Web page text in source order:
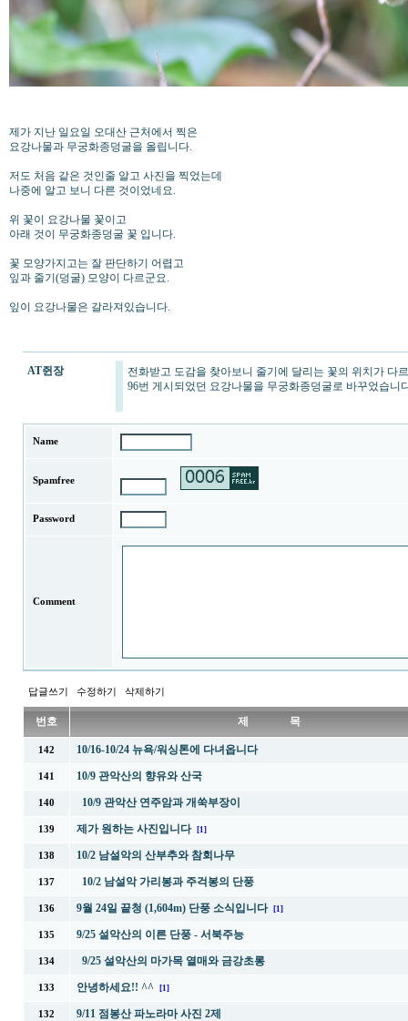
제가 지난 일요일 오대산 근처에서 찍은
요강나물과 무궁화종덩굴을 올립니다.
저도 처음 같은 것인줄 알고 사진을 찍었는데
나중에 알고 보니 다른 것이었네요.
위 꽃이 요강나물 꽃이고
아래 것이 무궁화종덩굴 꽃 입니다.
꽃 모양가지고는 잘 판단하기 어렵고
잎과 줄기(덩굴) 모양이 다르군요.
잎이 요강나물은 갈라져있습니다.
AT쥔장
전화받고 도감을 찾아보니 줄기에 달리는 꽃의 위치가 다
96번 게시되었던 요강나물을 무궁화종덩굴로 바꾸었습니
Name
Spamfree
Password
Comment
답글쓰기 수정하기 삭제하기
번호 제 목
142 10/16-10/24 뉴욕/워싱톤에 다녀옵니다
141 10/9 관악산의 향유와 산국
140 10/9 관악산 연주암과 개쑥부장이
139 제가 원하는 사진입니다 [1]
138 10/2 남설악의 산부추와 참회나무
137 10/2 남설악 가리봉과 주걱봉의 단풍
136 9월 24일 끝청 (1,604m) 단풍 소식입니다 [1]
135 9/25 설악산의 이른 단풍 - 서북주능
134 9/25 설악산의 마가목 열매와 금강초롱
133 안녕하세요!! ^^ [1]
132 9/11 점봉산 파노라마 사진 2제